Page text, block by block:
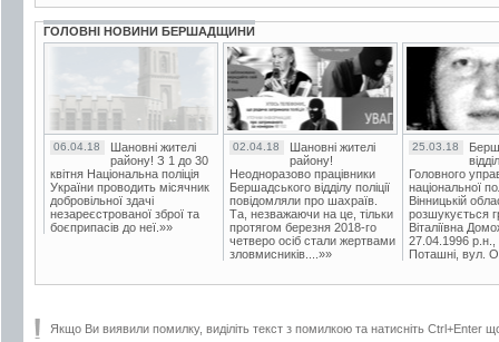
ГОЛОВНІ НОВИНИ БЕРШАДЩИНИ
06.04.18
Шановні жителі
району! З 1 до 30
квітня Національна поліція
України проводить місячник
добровільної здачі
незареєстрованої зброї та
боєприпасів до неї.»»
02.04.18
Шановні жителі
району!
Неодноразово працівники
Бершадського відділу поліції
повідомляли про шахраїв.
Та, незважаючи на це, тільки
протягом березня 2018-го
четверо осіб стали жертвами
зловмисників....»»
25.03.18
Головного
національної
Вінницькій
розшукується
Віталіївна
27.04.1996 р.н.,
Поташні, вул.
Якщо Ви виявили помилку, виділіть текст з помилкою та натисніть Ctrl+Enter